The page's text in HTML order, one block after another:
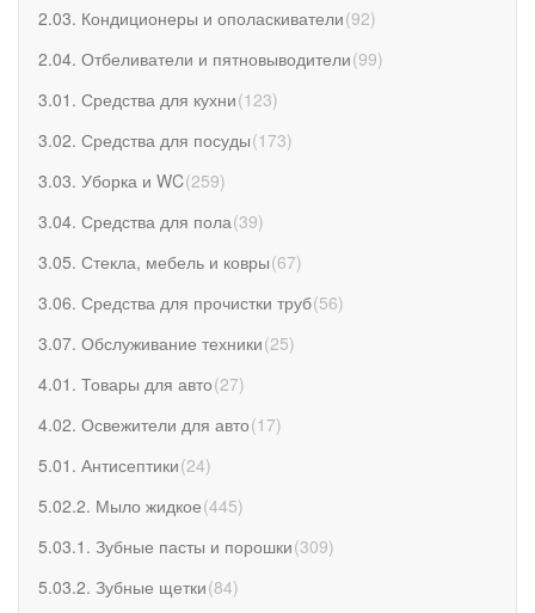
2.03. Кондиционеры и ополаскиватели(92)
2.04. Отбеливатели и пятновыводители(99)
3.01. Средства для кухни(123)
3.02. Средства для посуды(173)
3.03. Уборка и WC(259)
3.04. Средства для пола(39)
3.05. Стекла, мебель и ковры(67)
3.06. Средства для прочистки труб(56)
3.07. Обслуживание техники(25)
4.01. Товары для авто(27)
4.02. Освежители для авто(17)
5.01. Антисептики(24)
5.02.2. Мыло жидкое(445)
5.03.1. Зубные пасты и порошки(309)
5.03.2. Зубные щетки(84)